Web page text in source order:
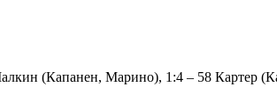
(Капанен, Марино), 1:4 – 58 Картер